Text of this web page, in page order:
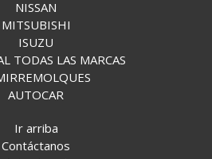
NISSAN
MITSUBISHI
ISUZU
TODAS LAS MARCAS
AUTOCAR
Ir arriba
Contáctanos